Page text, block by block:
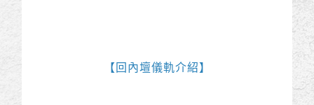
【回內壇儀軌介紹】